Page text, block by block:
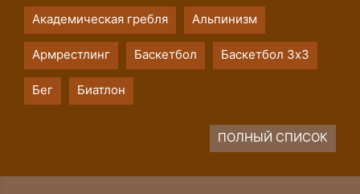
Академическая гребля Альпинизм
Армрестлинг Баскетбол Баскетбол 3х3
Бег Биатлон
ПОЛНЫЙ СПИСОК